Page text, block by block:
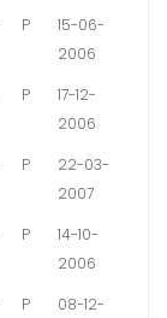
P
15-06-
2006
P
17-12-
2006
P
22-03-
2007
P
14-10-
2006
P
08-12-